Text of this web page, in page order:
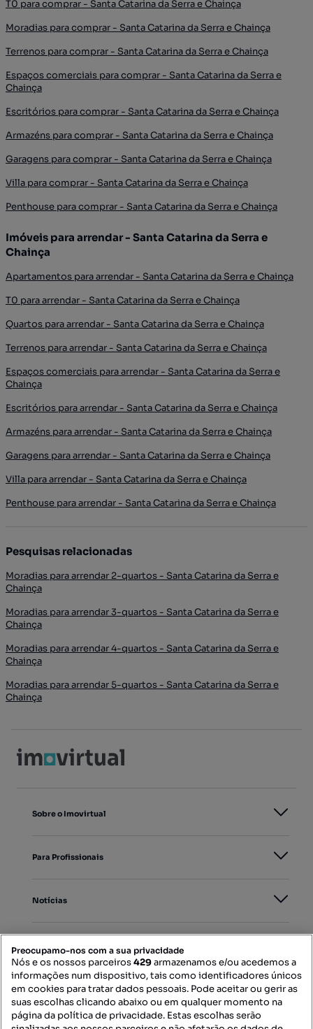
T0 para comprar - Santa Catarina da Serra e Chainça
Moradias para comprar - Santa Catarina da Serra e Chainça
Terrenos para comprar - Santa Catarina da Serra e Chainça
Espaços comerciais para comprar - Santa Catarina da Serra e
Chainça
Escritórios para comprar - Santa Catarina da Serra e Chainça
Armazéns para comprar - Santa Catarina da Serra e Chainça
Garagens para comprar - Santa Catarina da Serra e Chainça
Villa para comprar - Santa Catarina da Serra e Chainça
Penthouse para comprar - Santa Catarina da Serra e Chainça
Imóveis para arrendar - Santa Catarina da Serra e
Chainça
Apartamentos para arrendar - Santa Catarina da Serra e Chainça
T0 para arrendar - Santa Catarina da Serra e Chainça
Quartos para arrendar - Santa Catarina da Serra e Chainça
Terrenos para arrendar - Santa Catarina da Serra e Chainça
Espaços comerciais para arrendar - Santa Catarina da Serra e
Chainça
Escritórios para arrendar - Santa Catarina da Serra e Chainça
Armazéns para arrendar - Santa Catarina da Serra e Chainça
Garagens para arrendar - Santa Catarina da Serra e Chainça
Villa para arrendar - Santa Catarina da Serra e Chainça
Penthouse para arrendar - Santa Catarina da Serra e Chainça
Pesquisas relacionadas
Moradias para arrendar 2-quartos - Santa Catarina da Serra e
Chainça
Moradias para arrendar 3-quartos - Santa Catarina da Serra e
Chainça
Moradias para arrendar 4-quartos - Santa Catarina da Serra e
Chainça
Moradias para arrendar 5-quartos - Santa Catarina da Serra e
Chainça
Sobre o Imovirtual
Para Profissionais
Notícias
Mapa do Site
Preocupamo-nos com a sua privacidade
Nós e os nossos parceiros429armazenamos e/ou acedemos a
informações num dispositivo, tais como identificadores únicos
em cookies para tratar dados pessoais. Pode aceitar ou gerir as
suas escolhas clicando abaixo ou em qualquer momento na
página da política de privacidade. Estas escolhas serão